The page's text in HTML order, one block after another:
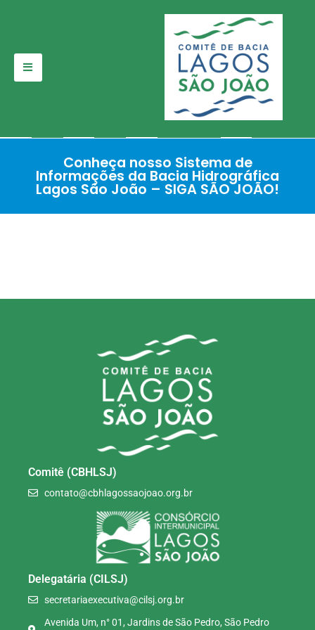
para
Conheça nosso Sistema de
Informações da Bacia Hidrográfica
Lagos São João – SIGA SÃO JOÃO!
Comitê (CBHLSJ)
contato@cbhlagossaojoao.org.br
Delegatária (CILSJ)
secretariaexecutiva@cilsj.org.br
Avenida Um, n° 01, Jardins de São Pedro, São Pedro